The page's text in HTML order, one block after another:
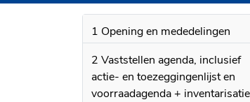
1 Opening en mededelingen
2 Vaststellen agenda, inclusief
actie- en toezeggingenlijst en
voorraadagenda + inventarisatie